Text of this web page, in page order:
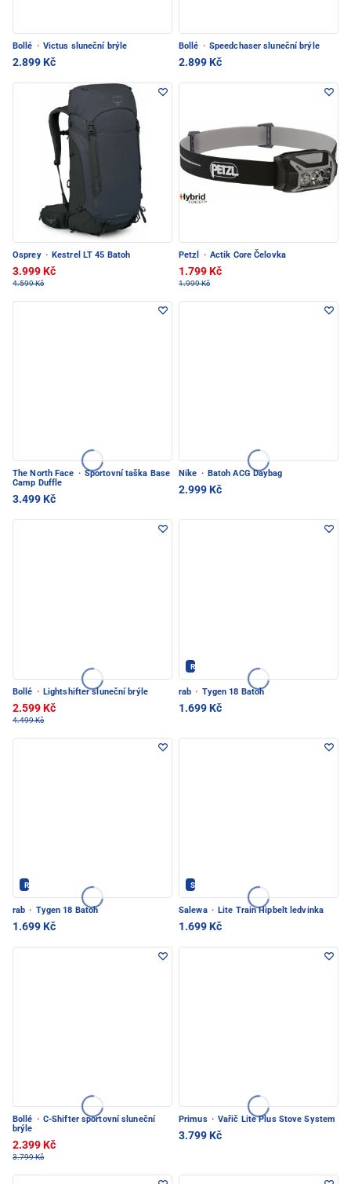
Bollé · Victus sluneční brýle
2.899 Kč
Bollé · Speedchaser sluneční brýle
2.899 Kč
Osprey · Kestrel LT 45 Batoh
3.999 Kč
4.599 Kč
Petzl · Actik Core Čelovka
1.799 Kč
1.999 Kč
The North Face · Sportovní taška Base
Camp Duffle
3.499 Kč
Nike · Batoh ACG Daybag
2.999 Kč
Bollé · Lightshifter sluneční brýle
2.599 Kč
4.499 Kč
Rab - PEC POD SNĚŽKOU
rab · Tygen 18 Batoh
1.699 Kč
Rab - PEC POD SNĚŽKOU
rab · Tygen 18 Batoh
1.699 Kč
Salewa - PEC POD SNĚŽKOU
Salewa · Lite Train Hipbelt ledvinka
1.699 Kč
Bollé · C-Shifter sportovní sluneční
brýle
2.399 Kč
3.799 Kč
Primus · Vařič Lite Plus Stove System
3.799 Kč